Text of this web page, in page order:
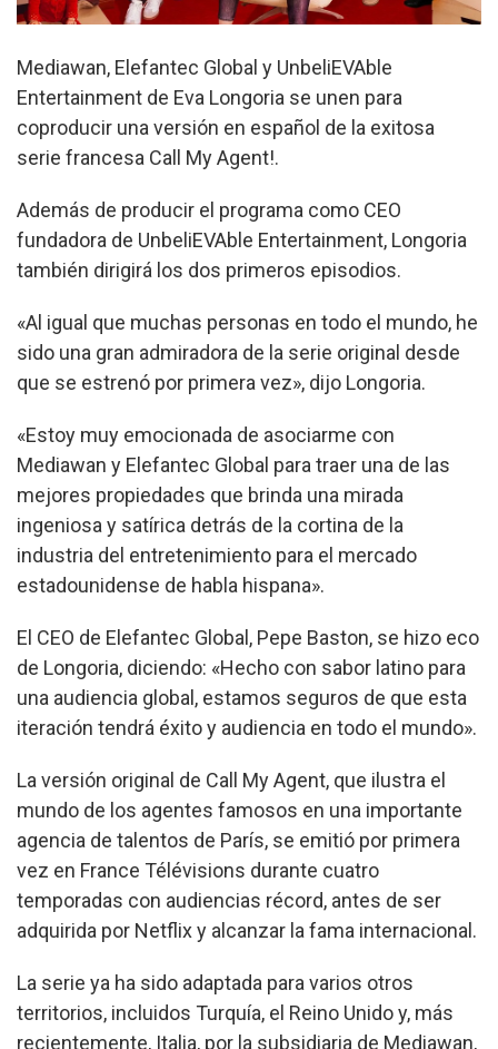
Mediawan, Elefantec Global y UnbeliEVAble
Entertainment de Eva Longoria se unen para
coproducir una versión en español de la exitosa
serie francesa Call My Agent!.
Además de producir el programa como CEO
fundadora de UnbeliEVAble Entertainment, Longoria
también dirigirá los dos primeros episodios.
«Al igual que muchas personas en todo el mundo, he
sido una gran admiradora de la serie original desde
que se estrenó por primera vez», dijo Longoria.
«Estoy muy emocionada de asociarme con
Mediawan y Elefantec Global para traer una de las
mejores propiedades que brinda una mirada
ingeniosa y satírica detrás de la cortina de la
industria del entretenimiento para el mercado
estadounidense de habla hispana».
El CEO de Elefantec Global, Pepe Baston, se hizo eco
de Longoria, diciendo: «Hecho con sabor latino para
una audiencia global, estamos seguros de que esta
iteración tendrá éxito y audiencia en todo el mundo».
La versión original de Call My Agent, que ilustra el
mundo de los agentes famosos en una importante
agencia de talentos de París, se emitió por primera
vez en France Télévisions durante cuatro
temporadas con audiencias récord, antes de ser
adquirida por Netflix y alcanzar la fama internacional.
La serie ya ha sido adaptada para varios otros
territorios, incluidos Turquía, el Reino Unido y, más
recientemente, Italia, por la subsidiaria de Mediawan,